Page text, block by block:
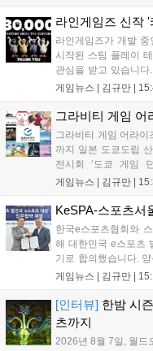
이다. 회사는 비용 효
라인게임즈 신작
라인게임즈가 개발
시작된 스팀 플레이
관심을 받고 있습니
최대 4인 협동을 지원
을 개선 중이며, 상세
게임뉴스 | 김규만 |
그라비티 게임 어
그라비티 게임 어라
까지 일본 도쿄도립
전시회 ‘도쿄 게임
‘JALECO ARCADE
입니다. 시연 참여 관
게임뉴스 | 김규만 |
KeSPA-스포츠서
한국e스포츠협회와
해 대한민국 e스포츠
기로 합의했습니다.
전문성을 강화하고
김영만 회장은 10년
성과와 가치를 널리
고 밝혔습니다....
게임뉴스 | 김규만 |
[인터뷰] 한밤 시
츠까지
2026년 8월 7일, 월드